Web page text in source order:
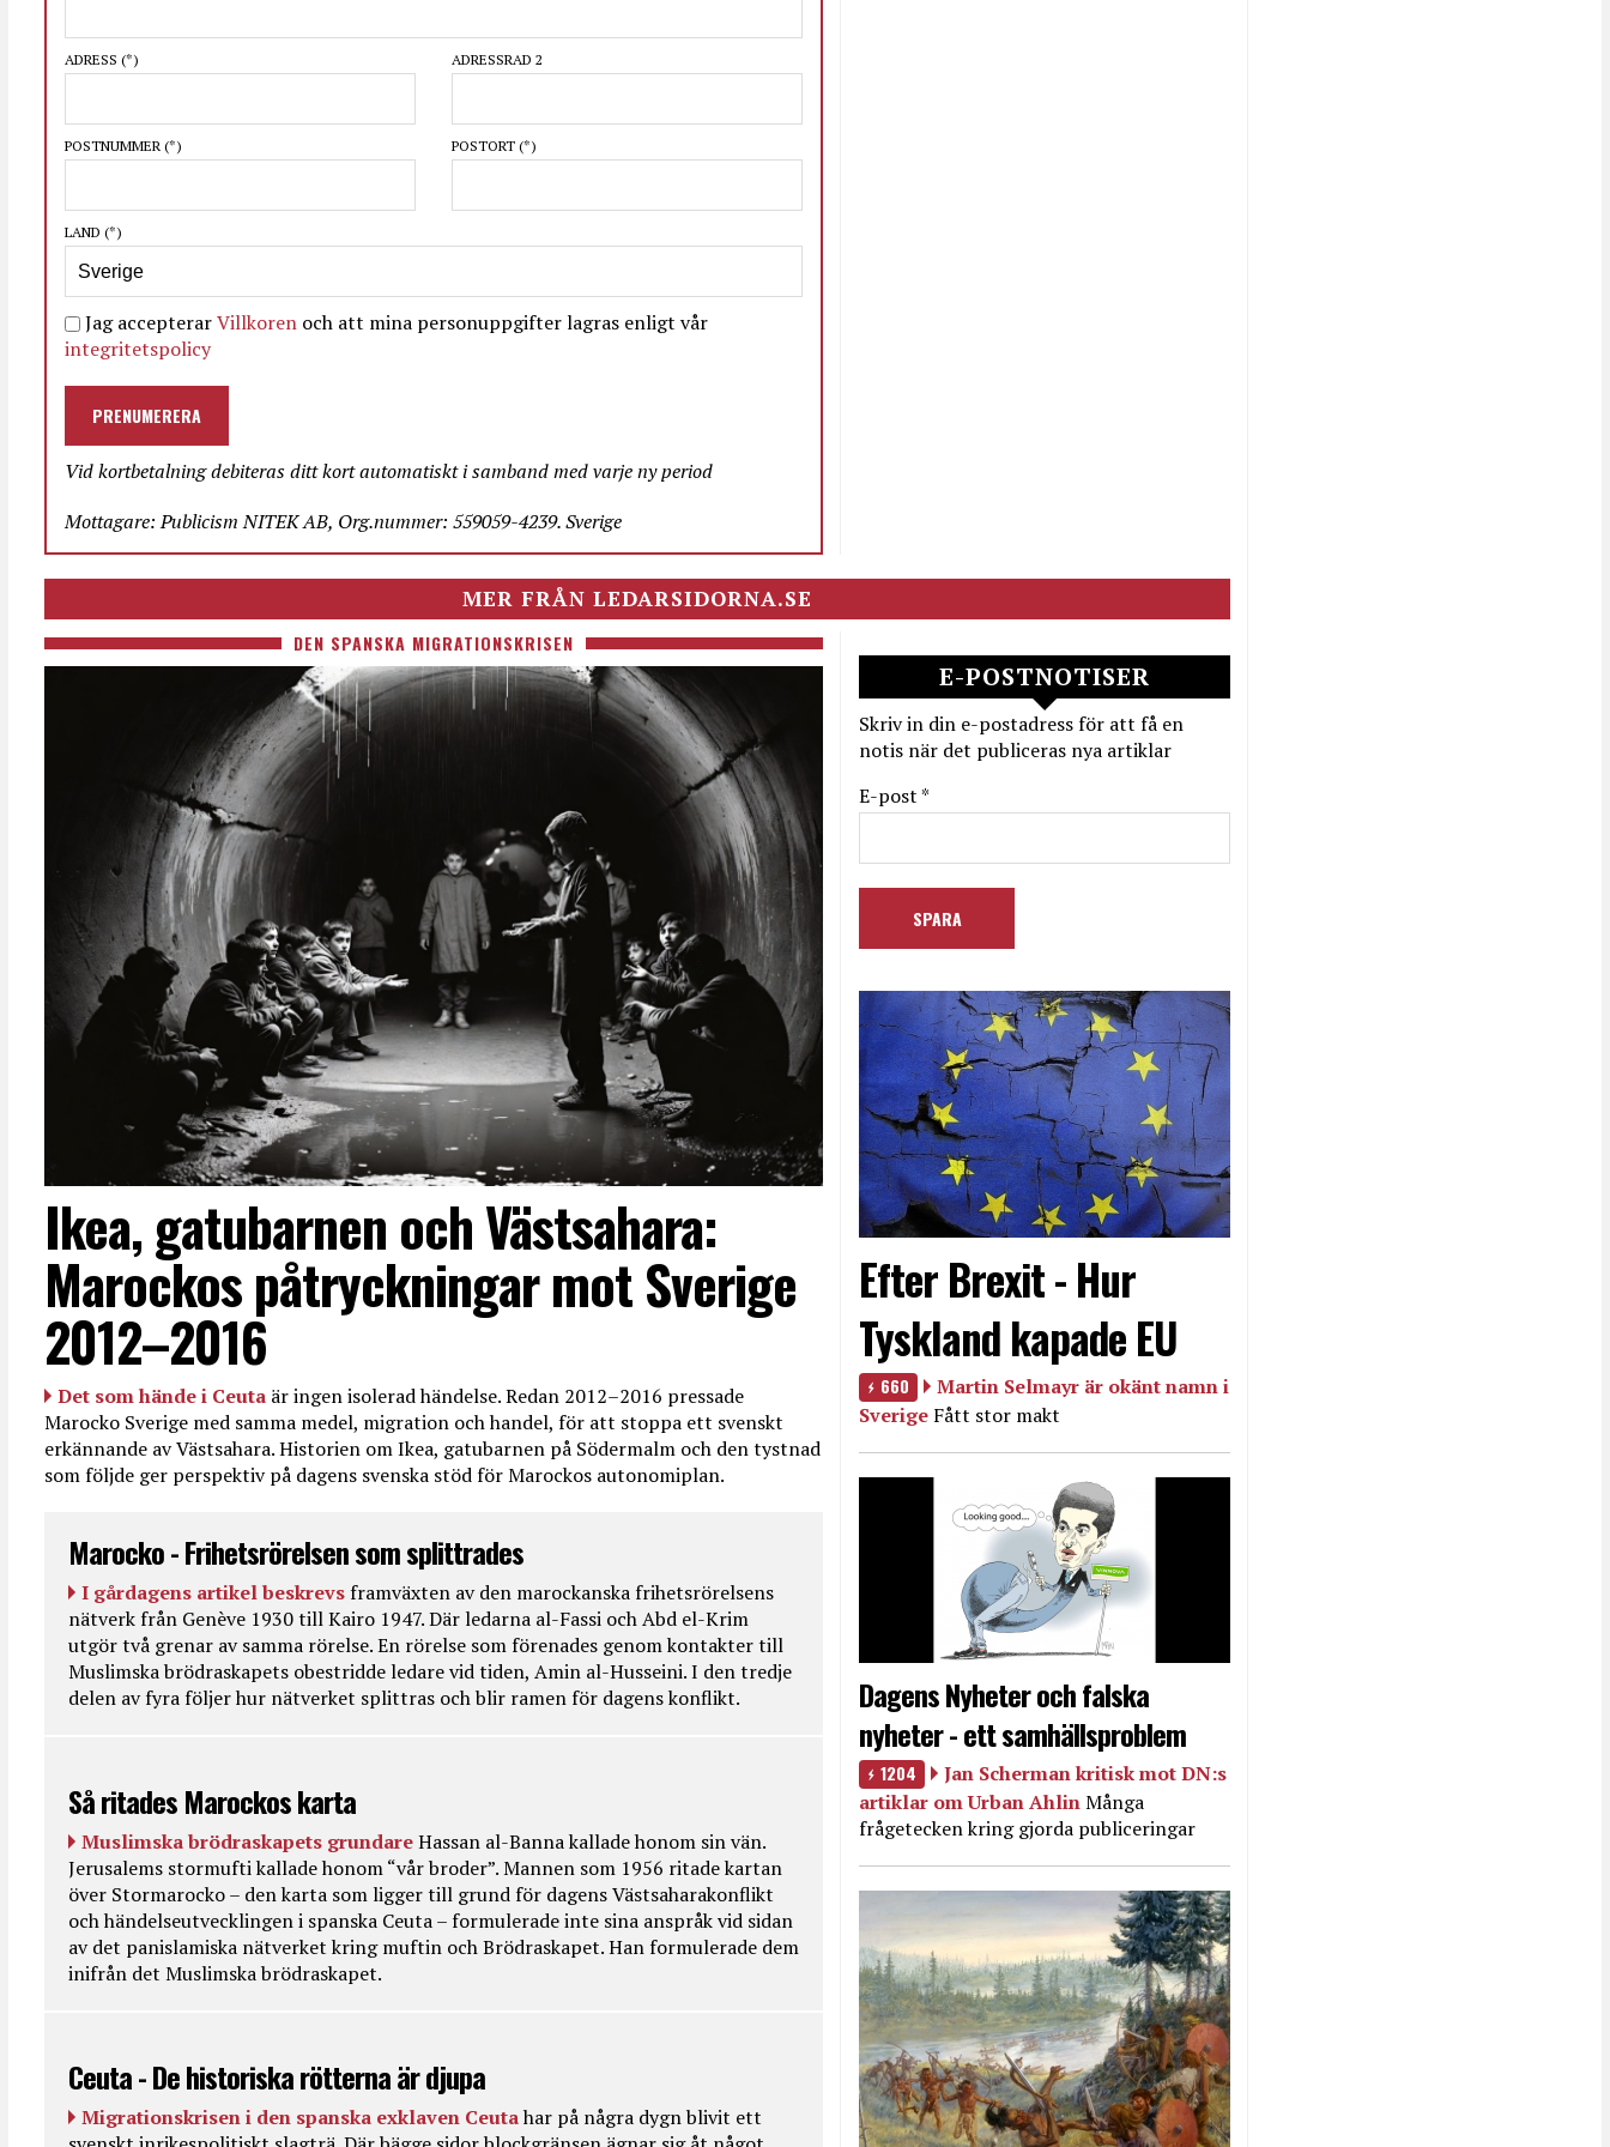
ADRESS (*) ADRESSRAD 2
POSTNUMMER (*) POSTORT (*)
LAND (*)
Jag accepterarVillkoren och att mina personuppgifter lagras enligt vår
integritetspolicy
PRENUMERERA
Vid kortbetalning debiteras ditt kort automatiskt i samband med varje ny period
Mottagare: Publicism NITEK AB, Org.nummer: 559059-4239. Sverige
MER FRÅN LEDARSIDORNA.SE
DEN SPANSKA MIGRATIONSKRISEN
Ikea, gatubarnen och Västsahara:
Marockos påtryckningar mot Sverige
2012–2016
Det som hände i Ceuta är ingen isolerad händelse. Redan 2012–2016 pressade
Marocko Sverige med samma medel, migration och handel, för att stoppa ett svenskt
erkännande av Västsahara. Historien om Ikea, gatubarnen på Södermalm och den tystnad
som följde ger perspektiv på dagens svenska stöd för Marockos autonomiplan.
Marocko - Frihetsrörelsen som splittrades
I gårdagens artikel beskrevs framväxten av den marockanska frihetsrörelsens
nätverk från Genève 1930 till Kairo 1947. Där ledarna al-Fassi och Abd el-Krim
utgör två grenar av samma rörelse. En rörelse som förenades genom kontakter till
Muslimska brödraskapets obestridde ledare vid tiden, Amin al-Husseini. I den tredje
delen av fyra följer hur nätverket splittras och blir ramen för dagens konflikt.
Så ritades Marockos karta
Muslimska brödraskapets grundareHassan al-Banna kallade honom sin vän.
Jerusalems stormufti kallade honom “vår broder”. Mannen som 1956 ritade kartan
över Stormarocko – den karta som ligger till grund för dagens Västsaharakonflikt
och händelseutvecklingen i spanska Ceuta – formulerade inte sina anspråk vid sidan
av det panislamiska nätverket kring muftin och Brödraskapet. Han formulerade dem
inifrån det Muslimska brödraskapet.
Ceuta - De historiska rötterna är djupa
Migrationskrisen i den spanska exklaven Ceutahar på några dygn blivit ett
E-POSTNOTISER
Skriv in din e-postadress för att få en
notis när det publiceras nya artiklar
E-post *
Efter Brexit - Hur
Tyskland kapade EU
660
Martin Selmayr är okänt namn i
Sverige Fått stor makt
Dagens Nyheter och falska
nyheter - ett samhällsproblem
1204
Jan Scherman kritisk mot DN:s
artiklar om Urban AhlinMånga
frågetecken kring gjorda publiceringar